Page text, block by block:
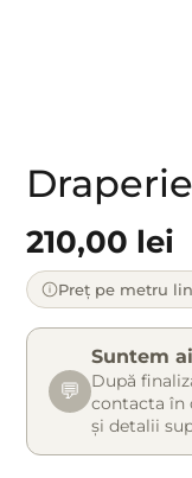
210,00 lei
Preț pe metru
💬
Suntem
După
contacta în
și detalii